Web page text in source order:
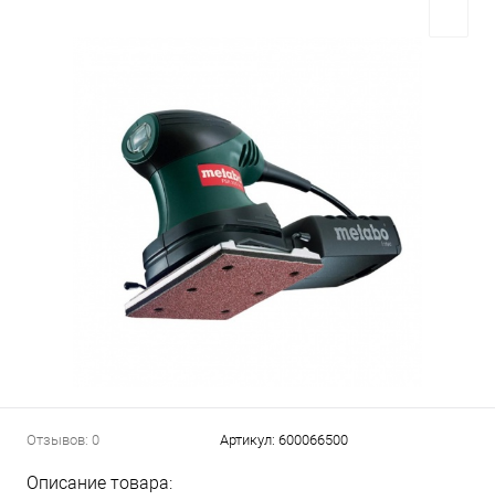
Отзывов: 0 Артикул: 600066500
Описание товара: